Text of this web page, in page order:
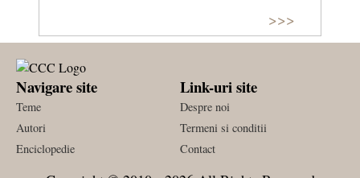
>>>
Navigare site
Teme
Autori
Enciclopedie
Link-uri site
Despre noi
Termeni si conditii
Contact